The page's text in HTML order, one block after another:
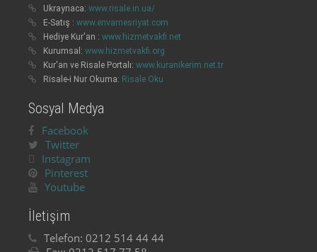
Ukraynaca: www.risale.in.ua/
E-Satış : www.envarnesriyat.com
Hediye Kur'an : www.hizmetvakfi.net
Kurumsal: www.hizmetvakfi.org
Kur'an ve Risale Portalı: www.kuranikerim.net.tr
Risale-i Nur Okuma: Risale Oku
Sosyal Medya
Facebook
Twitter
Instagram
Pinterest
Youtube
İletişim
Telefon: 0212 514 44 44